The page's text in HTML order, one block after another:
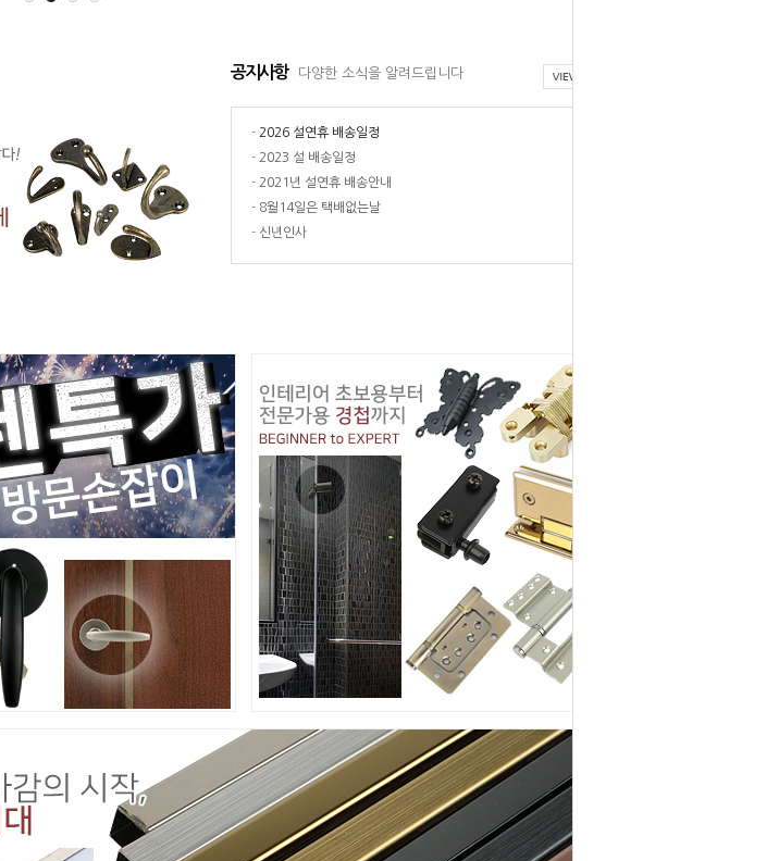
공지사항 다양한 소식을 알려드립니다
- 2026 설연휴 배송일정
- 2023 설 배송일정
- 2021년 설연휴 배송안내
- 8월14일은 택배없는날
- 신년인사